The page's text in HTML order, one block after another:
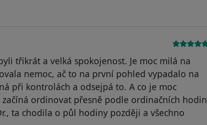
třikrát a velká spokojenost. Je moc milá na
nemoc, ač to na první pohled vypadalo na
při kontrolách a odsejpá to. A co je moc
ordinovat přesně podle ordinačních hodin
ta chodila o půl hodiny později a všechno